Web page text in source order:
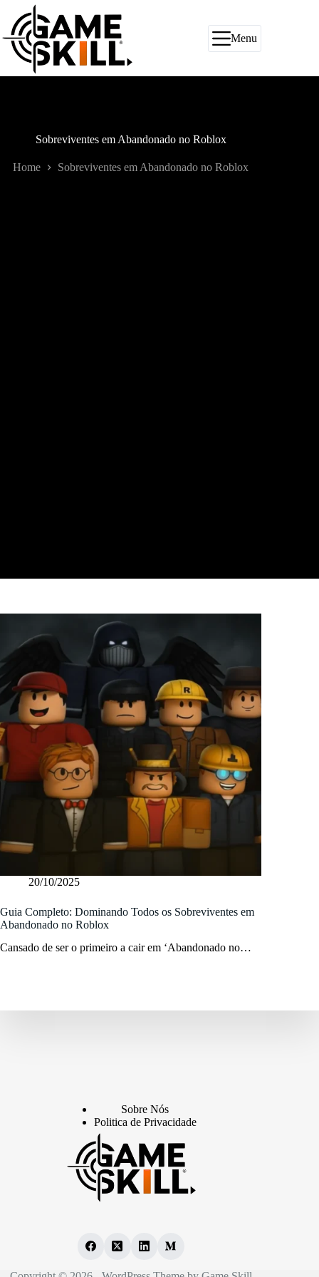
para
conteúdo
Menu
Sobreviventes em Abandonado no Roblox
Home Sobreviventes em Abandonado no Roblox
20/10/2025
Guia Completo: Dominando Todos os Sobreviventes em
Abandonado no Roblox
Cansado de ser o primeiro a cair em ‘Abandonado no…
Sobre Nós
Politica de Privacidade